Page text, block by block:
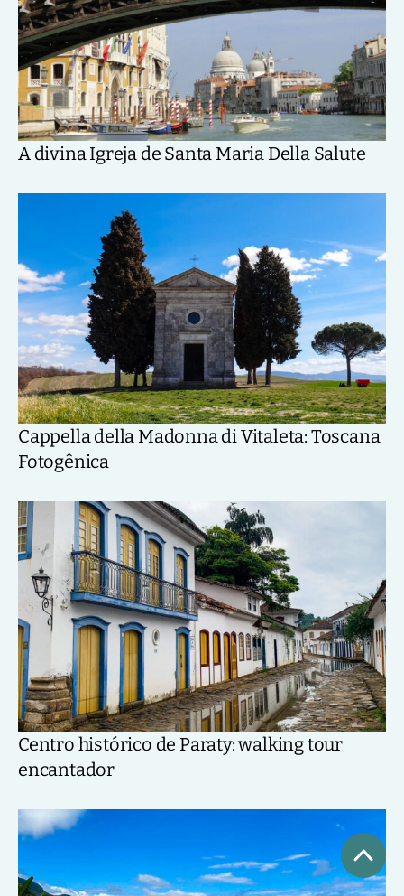
A divina Igreja de Santa Maria Della Salute
Cappella della Madonna di Vitaleta: Toscana
Fotogênica
Centro histórico de Paraty: walking tour
encantador